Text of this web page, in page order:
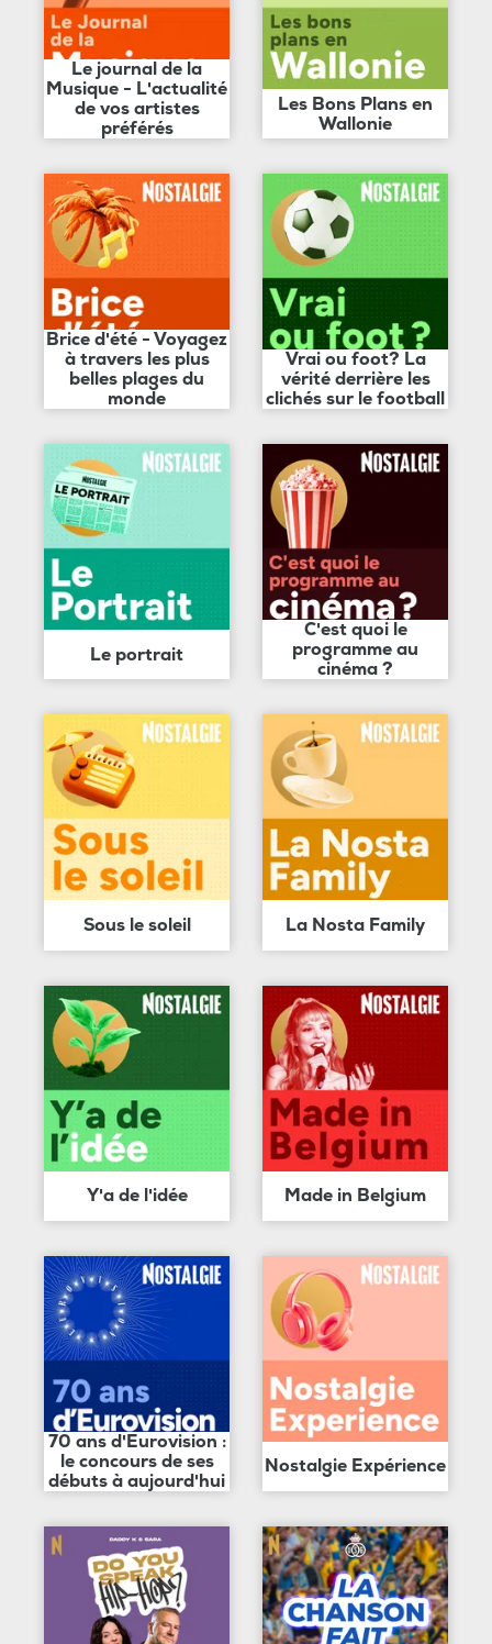
Le journal de la
Musique - L'actualité
de vos artistes
préférés
Les Bons Plans en
Wallonie
Brice d'été - Voyagez
à travers les plus
belles plages du
monde
Vrai ou foot? La
vérité derrière les
clichés sur le football
Le portrait
C'est quoi le
programme au
cinéma ?
Sous le soleil La Nosta Family
Y'a de l'idée Made in Belgium
70 ans d'Eurovision :
le concours de ses
débuts à aujourd'hui
Nostalgie Expérience